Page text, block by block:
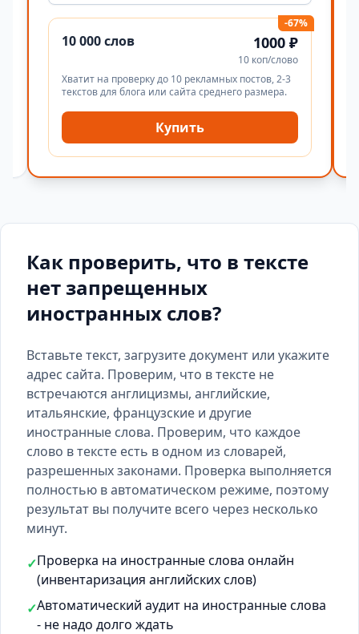
-67%
10 000 слов 1000 ₽
10 коп/слово
Хватит на проверку до 10 рекламных постов, 2-3
текстов для блога или сайта среднего размера.
Купить
Как проверить, что в тексте
нет запрещенных
иностранных слов?
Вставьте текст, загрузите документ или укажите
адрес сайта. Проверим, что в тексте не
встречаются англицизмы, английские,
итальянские, французские и другие
иностранные слова. Проверим, что каждое
слово в тексте есть в одном из словарей,
разрешенных законами. Проверка выполняется
полностью в автоматическом режиме, поэтому
результат вы получите всего через несколько
минут.
✓Проверка на иностранные слова онлайн
(инвентаризация английских слов)
✓Автоматический аудит на иностранные слова
- не надо долго ждать